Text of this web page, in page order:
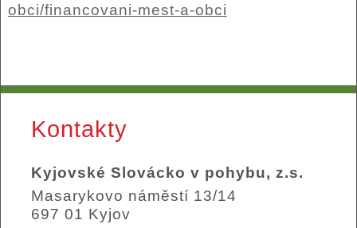
obci/financovani-mest-a-obci
Kontakty
Kyjovské Slovácko v pohybu, z.s.
Masarykovo náměstí 13/14
697 01 Kyjov